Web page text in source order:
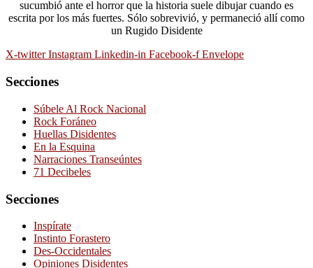
sucumbió ante el horror que la historia suele dibujar cuando es
escrita por los más fuertes. Sólo sobrevivió, y permaneció allí como
un Rugido Disidente
X-twitter Instagram Linkedin-in Facebook-f Envelope
Secciones
Súbele Al Rock Nacional
Rock Foráneo
Huellas Disidentes
En la Esquina
Narraciones Transeúntes
71 Decibeles
Secciones
Inspírate
Instinto Forastero
Des-Occidentales
Opiniones Disidentes